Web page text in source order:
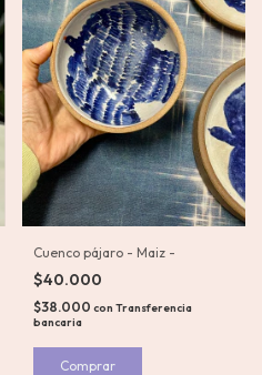
Cuenco pájaro - Maiz -
$40.000
$38.000 con Transferencia
bancaria